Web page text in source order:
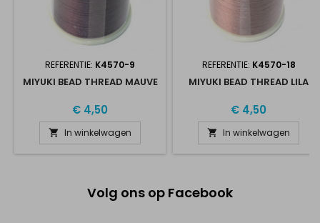
REFERENTIE: K4570-9
MIYUKI BEAD THREAD MAUVE
€ 4,50
 In winkelwagen
REFERENTIE: K4570-18
MIYUKI BEAD THREAD LILA
€ 4,50
 In winkelwagen
Volg ons op Facebook